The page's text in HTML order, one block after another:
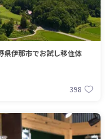
県伊那市でお試し移住体
398